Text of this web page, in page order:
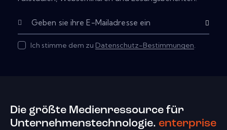
Subscribe
Ich stimme dem zu Datenschutz-Bestimmungen.
Die größte Medienressource für
Unternehmenstechnologie. enterprise